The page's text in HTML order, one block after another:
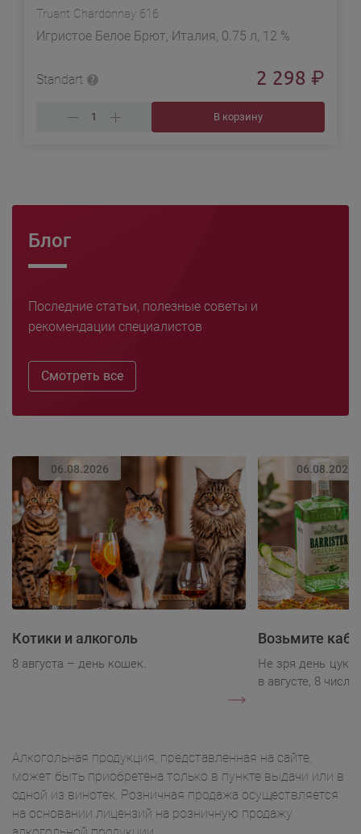
Truant Chardonnay 616
Игристое Белое Брют, Италия, 0.75 л, 12 %
Standart 2 298 ₽
В корзину
Блог
Последние статьи, полезные советы и
рекомендации специалистов
Смотреть все
06.08.2026
Котики и алкоголь
8 августа – день кошек.
06.08.2026
Возьмите
Не зря день
в августе, 8 числа.
Алкогольная продукция, представленная на сайте,
может быть приобретена только в пункте выдачи или в
одной из винотек. Розничная продажа осуществляется
на основании лицензий на розничную продажу